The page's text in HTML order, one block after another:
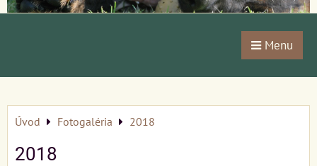
Menu
Úvod Fotogaléria 2018
2018